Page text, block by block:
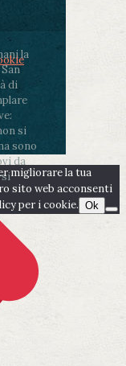
la
di
si
sono
da
migliorare la tua
sito web acconsenti
per i cookie. Ok